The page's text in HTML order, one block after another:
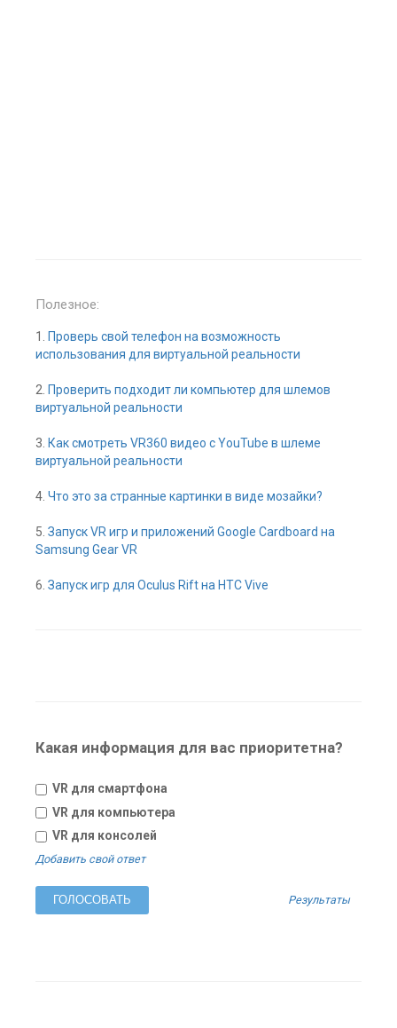
Полезное:
1.
Проверь свой телефон на возможность
использования для виртуальной реальности
2. Проверить подходит ли компьютер для шлемов
виртуальной реальности
3. Как смотреть VR360 видео с YouTube в шлеме
виртуальной реальности
4. Что это за странные картинки в виде мозайки?
5. Запуск VR игр и приложений Google Cardboard на
Samsung Gear VR
6. Запуск игр для Oculus Rift на HTC Vive
Какая информация для вас приоритетна?
VR для смартфона
VR для компьютера
VR для консолей
Добавить свой ответ
Результаты